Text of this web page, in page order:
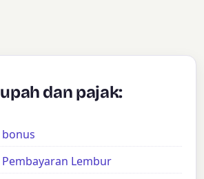
dan pajak:
Lembur